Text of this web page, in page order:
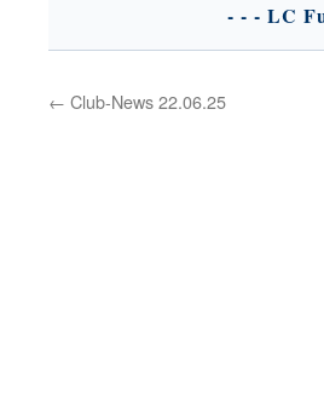
← Club-News 22.06.25